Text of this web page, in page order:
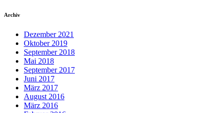
Archiv
Dezember 2021
Oktober 2019
September 2018
Mai 2018
September 2017
Juni 2017
März 2017
August 2016
März 2016